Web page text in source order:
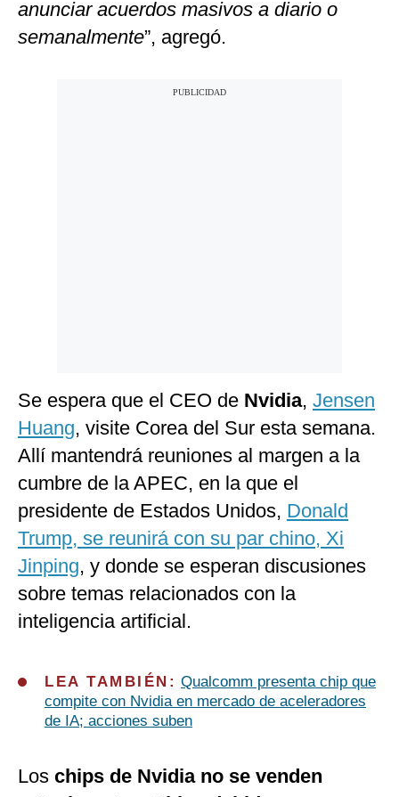
anunciar acuerdos masivos a diario o
semanalmente”, agregó.
Se espera que el CEO de Nvidia, Jensen
Huang, visite Corea del Sur esta semana.
Allí mantendrá reuniones al margen a la
cumbre de la APEC, en la que el
presidente de Estados Unidos, Donald
Trump, se reunirá con su par chino, Xi
Jinping, y donde se esperan discusiones
sobre temas relacionados con la
inteligencia artificial.
LEA TAMBIÉN: Qualcomm presenta chip que
compite con Nvidia en mercado de aceleradores
de IA; acciones suben
Los chips de Nvidia no se venden